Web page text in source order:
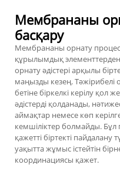
Мембрананы
басқару
Мембрананы орнату
құрылымдық
орнату әдістері арқылы
маңызды кезең.
бетіне біркелкі керілу қол
әдістерді қолданады,
аймақтар немесе көп
кемшіліктер болмайды. Бұл
қажетті біртекті пайдалану
уақытта жұмыс істейтін
координациясы қажет.